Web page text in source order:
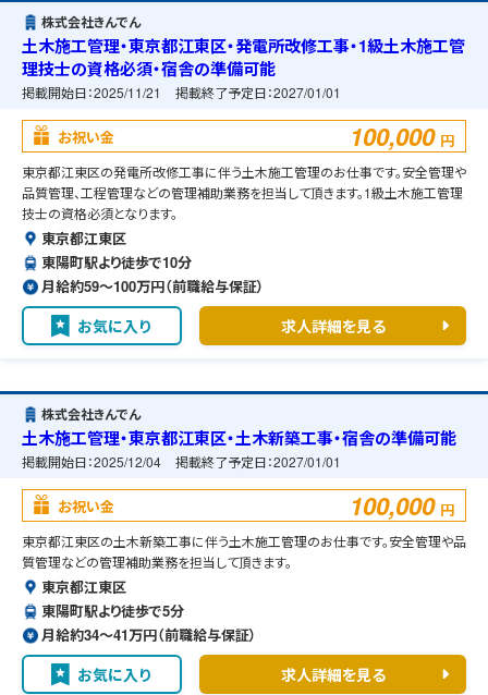
株式会社きんでん
土木施工管理・東京都江東区・発電所改修工事・1級土木施工管
理技士の資格必須・宿舎の準備可能
掲載開始日：2025/11/21 掲載終了予定日：2027/01/01
お祝い金 100,000 円
東京都江東区の発電所改修工事に伴う土木施工管理のお仕事です。安全管理や
品質管理、工程管理などの管理補助業務を担当して頂きます。1級土木施工管理
技士の資格必須となります。
東京都江東区
東陽町駅より徒歩で10分
月給約59〜100万円（前職給与保証）
お気に入り 求人詳細を見る
株式会社きんでん
土木施工管理・東京都江東区・土木新築工事・宿舎の準備可能
掲載開始日：2025/12/04 掲載終了予定日：2027/01/01
お祝い金 100,000 円
東京都江東区の土木新築工事に伴う土木施工管理のお仕事です。安全管理や品
質管理などの管理補助業務を担当して頂きます。
東京都江東区
東陽町駅より徒歩で5分
月給約34〜41万円（前職給与保証）
お気に入り 求人詳細を見る